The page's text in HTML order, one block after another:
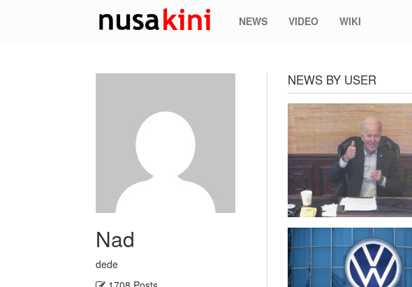
NEWS VIDEO WIKI
Nad
dede
NEWS BY USER